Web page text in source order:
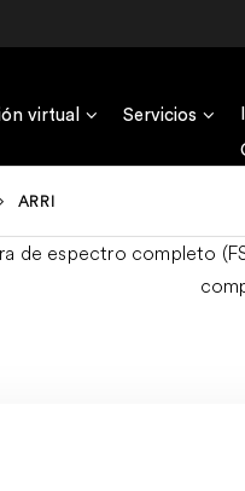
virtual Servicios
ARRI
de espectro completo